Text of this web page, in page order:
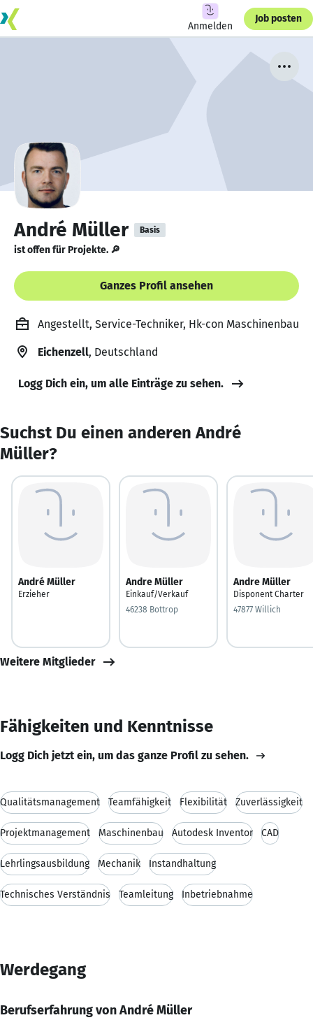
Anmelden
Job posten
André Müller Basis
ist offen für Projekte. 🔎
Ganzes Profil ansehen
Angestellt, Service-Techniker, Hk-con Maschinenbau
Eichenzell, Deutschland
Logg Dich ein, um alle Einträge zu sehen.
Suchst Du einen anderen André
Müller?
André Müller
Erzieher
Andre Müller
Einkauf/Verkauf
46238 Bottrop
Andre Müller
Disponent Charter
47877 Willich
Weitere Mitglieder
Fähigkeiten und Kenntnisse
Logg Dich jetzt ein, um das ganze Profil zu sehen.
Qualitätsmanagement Teamfähigkeit Flexibilität Zuverlässigkeit
Projektmanagement Maschinenbau Autodesk Inventor CAD
Lehrlingsausbildung Mechanik Instandhaltung
Technisches Verständnis Teamleitung Inbetriebnahme
Werdegang
Berufserfahrung von André Müller